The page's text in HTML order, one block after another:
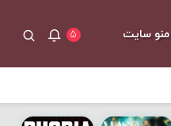
منو سایت ۵